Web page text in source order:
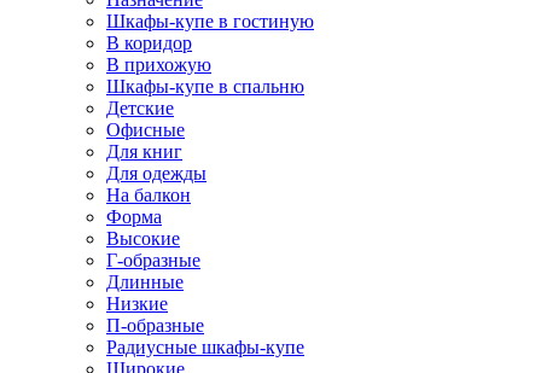
Шкафы-купе в гостиную
В коридор
В прихожую
Шкафы-купе в спальню
Детские
Офисные
Для книг
Для одежды
На балкон
Форма
Высокие
Г-образные
Длинные
Низкие
П-образные
Радиусные шкафы-купе
Широкие